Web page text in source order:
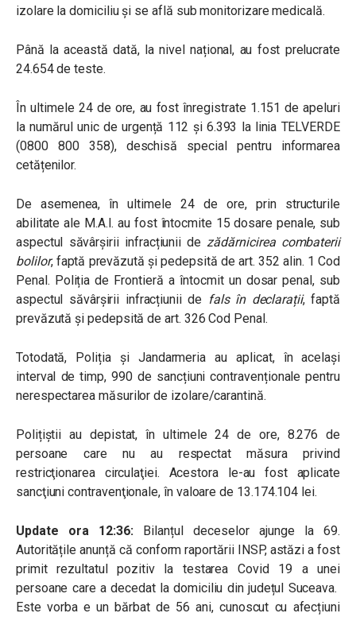
izolare la domiciliu și se află sub monitorizare medicală.
Până la această dată, la nivel național, au fost prelucrate
24.654 de teste.
În ultimele 24 de ore, au fost înregistrate 1.151 de apeluri
la numărul unic de urgență 112 și 6.393 la linia TELVERDE
(0800 800 358), deschisă special pentru informarea
cetățenilor.
De asemenea, în ultimele 24 de ore, prin structurile
abilitate ale M.A.I. au fost întocmite 15 dosare penale, sub
aspectul săvârșirii infracțiunii de zădărnicirea combaterii
bolilor, faptă prevăzută şi pedepsită de art. 352 alin. 1 Cod
Penal. Poliția de Frontieră a întocmit un dosar penal, sub
aspectul săvârșirii infracțiunii de fals în declarații, faptă
prevăzută și pedepsită de art. 326 Cod Penal.
Totodată, Poliția și Jandarmeria au aplicat, în același
interval de timp, 990 de sancțiuni contravenționale pentru
nerespectarea măsurilor de izolare/carantină.
Polițiștii au depistat, în ultimele 24 de ore, 8.276 de
persoane care nu au respectat măsura privind
restricţionarea circulaţiei. Acestora le-au fost aplicate
sancţiuni contravenţionale, în valoare de 13.174.104 lei.
Update ora 12:36:Bilanțul deceselor ajunge la 69.
Autoritățile anunță că conform raportării INSP, astăzi a fost
primit rezultatul pozitiv la testarea Covid 19 a unei
persoane care a decedat la domiciliu din județul Suceava.
Este vorba e un bărbat de 56 ani, cunoscut cu afecțiuni